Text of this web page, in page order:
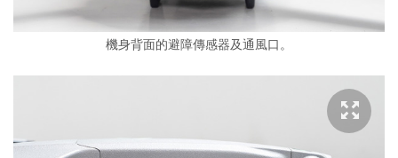
機身背面的避障傳感器及通風口。